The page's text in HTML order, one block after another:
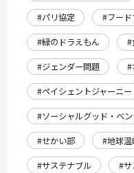
#パリ協定
#フー
#緑のドラえもん
#
#ジェンダー問題
#
#ペイシェントジャーニー
#ソーシャルグッド・ベ
#せかい部
#地球
#サステナブル
#サ